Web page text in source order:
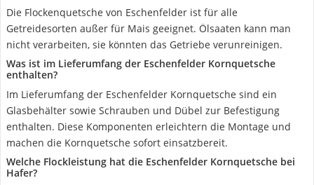
Die Flockenquetsche von Eschenfelder ist für alle
Getreidesorten außer für Mais geeignet. Ölsaaten kann man
nicht verarbeiten, sie könnten das Getriebe verunreinigen.
Was ist im Lieferumfang der Eschenfelder Kornquetsche
enthalten?
Im Lieferumfang der Eschenfelder Kornquetsche sind ein
Glasbehälter sowie Schrauben und Dübel zur Befestigung
enthalten. Diese Komponenten erleichtern die Montage und
machen die Kornquetsche sofort einsatzbereit.
Welche Flockleistung hat die Eschenfelder Kornquetsche bei
Hafer?